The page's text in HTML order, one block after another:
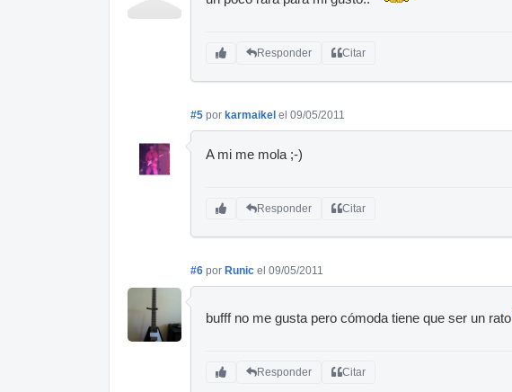
Responder Citar
#5 por karmaikel el 09/05/2011
A mi me mola ;-)
Responder Citar
#6 por Runic el 09/05/2011
bufff no me gusta pero cómoda tiene que ser un rato
Responder Citar